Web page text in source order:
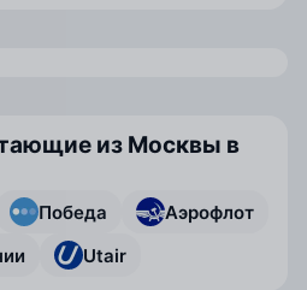
из Москвы в
Победа
Аэрофлот
Utair